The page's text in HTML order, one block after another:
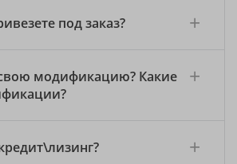
под заказ?
свою модификацию? Какие